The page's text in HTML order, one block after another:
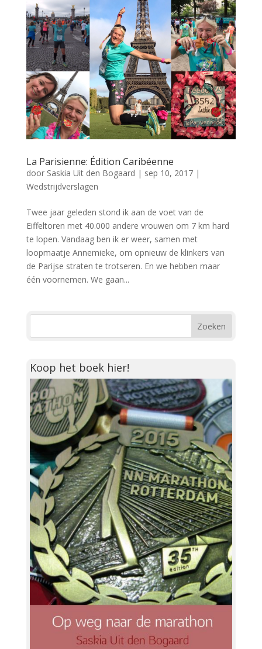
La Parisienne: Édition Caribéenne
door Saskia Uit den Bogaard | sep 10, 2017|
Wedstrijdverslagen
Twee jaar geleden stond ik aan de voet van de
Eiffeltoren met 40.000 andere vrouwen om 7 km hard
te lopen. Vandaag ben ik er weer, samen met
loopmaatje Annemieke, om opnieuw de klinkers van
de Parijse straten te trotseren. En we hebben maar
één voornemen. We gaan...
Koop het boek hier!